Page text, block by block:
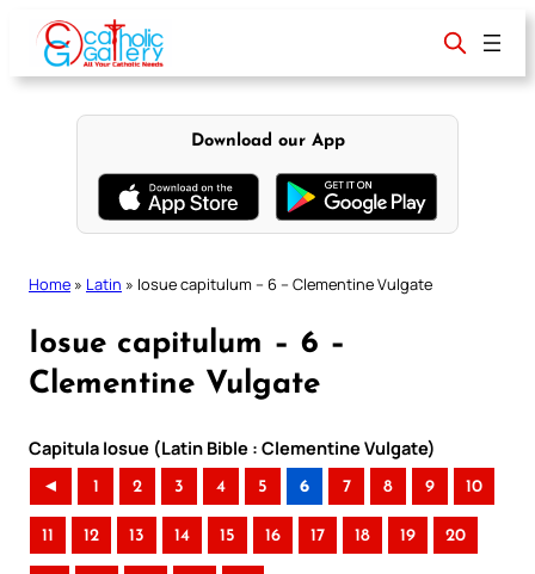
content
Download our App
Home » Latin » Iosue capitulum – 6 – Clementine Vulgate
Iosue capitulum – 6 –
Clementine Vulgate
Capitula Iosue (Latin Bible : Clementine Vulgate)
◄ 1 2 3 4 5 6 7 8 9 10
11 12 13 14 15 16 17 18 19 20